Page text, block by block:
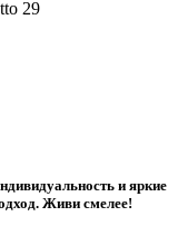
и яркие
Живи смелее!